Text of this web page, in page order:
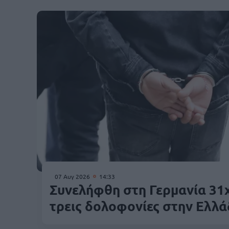
07 Αυγ 2026 14:33
Συνελήφθη στη Γερμανία
τρεις δολοφονίες στην